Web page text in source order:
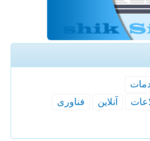
آنلاین
فناوری